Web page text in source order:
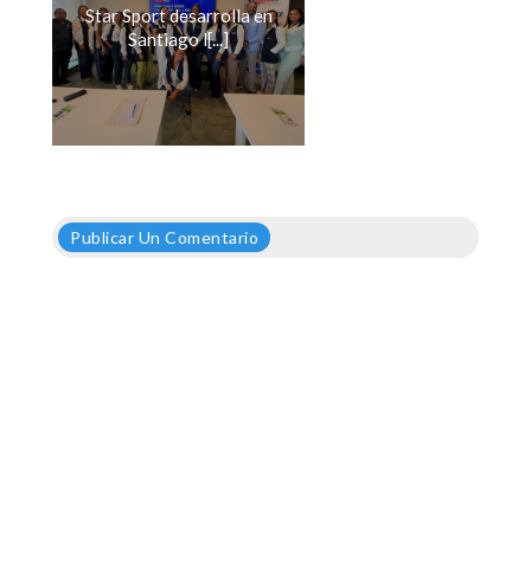
Star Sport desarrolla en
Santiago l[...]
Publicar Un Comentario